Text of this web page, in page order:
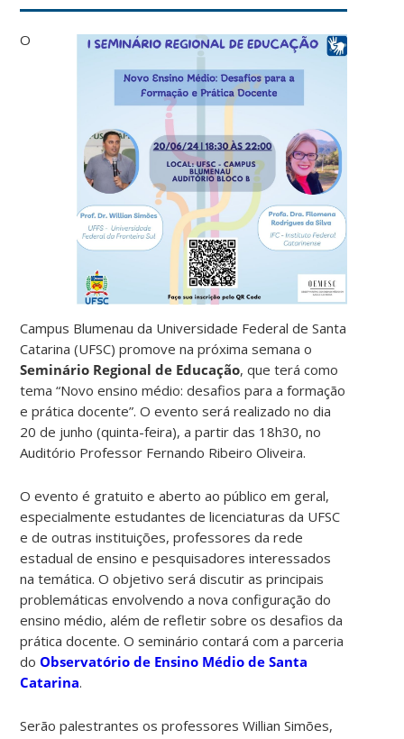
O
Campus Blumenau da Universidade Federal de Santa
Catarina (UFSC) promove na próxima semana o
Seminário Regional de Educação, que terá como
tema “Novo ensino médio: desafios para a formação
e prática docente”. O evento será realizado no dia
20 de junho (quinta-feira), a partir das 18h30, no
Auditório Professor Fernando Ribeiro Oliveira.
O evento é gratuito e aberto ao público em geral,
especialmente estudantes de licenciaturas da UFSC
e de outras instituições, professores da rede
estadual de ensino e pesquisadores interessados
na temática. O objetivo será discutir as principais
problemáticas envolvendo a nova configuração do
ensino médio, além de refletir sobre os desafios da
prática docente. O seminário contará com a parceria
doObservatório de Ensino Médio de Santa
Catarina.
Serão palestrantes os professores Willian Simões,